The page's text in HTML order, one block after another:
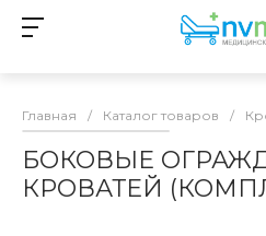
Главная / Каталог товаров /
БОКОВЫЕ
КРОВАТЕЙ